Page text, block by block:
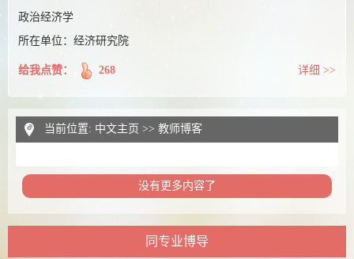
政治经济学
所在单位：经济研究院
给我点赞： 268 详细 >>
当前位置: 中文主页 >> 教师博客
没有更多内容了
同专业博导